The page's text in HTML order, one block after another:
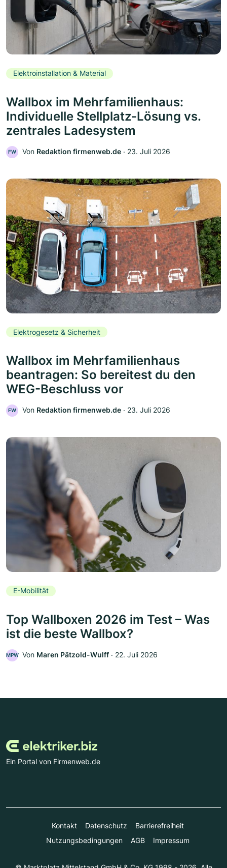
Elektroinstallation & Material
Wallbox im Mehrfamilienhaus:
Individuelle Stellplatz-Lösung vs.
zentrales Ladesystem
FW Von Redaktion firmenweb.de ‧ 23. Juli 2026
Elektrogesetz & Sicherheit
Wallbox im Mehrfamilienhaus
beantragen: So bereitest du den
WEG-Beschluss vor
FW Von Redaktion firmenweb.de ‧ 23. Juli 2026
E-Mobilität
Top Wallboxen 2026 im Test – Was
ist die beste Wallbox?
MPW Von Maren Pätzold-Wulff ‧ 22. Juli 2026
Ein Portal von Firmenweb.de
Kontakt Datenschutz
Barrierefreiheit
Nutzungsbedingungen
AGB Impressum